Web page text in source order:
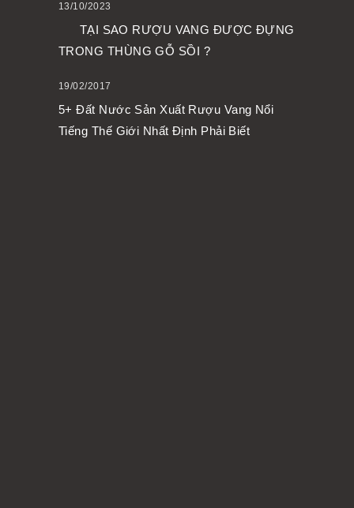
13/10/2023
TẠI SAO RƯỢU VANG ĐƯỢC ĐỰNG
TRONG THÙNG GỖ SỒI ?
19/02/2017
5+ Đất Nước Sản Xuất Rượu Vang Nổi
Tiếng Thế Giới Nhất Định Phải Biết